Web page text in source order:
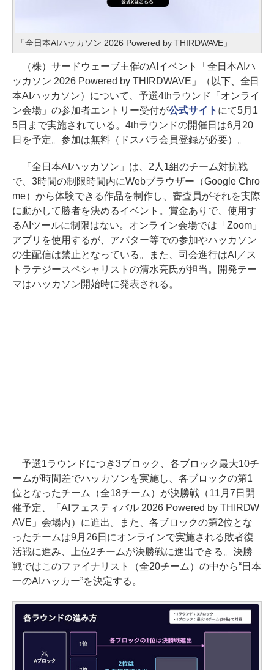
「全日本AIハッカソン 2026 Powered by THIRDWAVE」
（株）サードウェーブ主催のAIイベント「全日本AIハ
ッカソン 2026 Powered by THIRDWAVE」（以下、全日
本AIハッカソン）について、予選4thラウンド「オンライ
ン会場」の参加者エントリー受付が公式サイト にて5月1
5日まで実施されている。4thラウンドの開催日は6月20
日を予定。参加は無料（ドスパラ会員登録が必要）。
「全日本AIハッカソン」は、2人1組のチーム対抗戦
で、3時間の制限時間内にWebブラウザー（Google Chro
me）から体験できる作品を制作し、審査員がそれを実際
に動かして勝者を決めるイベント。賞金ありで、使用す
るAIツールに制限はない。オンライン会場では「Zoom」
アプリを使用するが、アバター等での参加やハッカソン
の生配信は禁止となっている。また、司会進行はAI／ス
トラテジースペシャリストの清水亮氏が担当。開発テー
マはハッカソン開始時に発表される。
予選1ラウンドにつき3ブロック、各ブロック最大10チ
ームが時間差でハッカソンを実施し、各ブロックの第1
位となったチーム（全18チーム）が決勝戦（11月7日開
催予定、「AIフェスティバル 2026 Powered by THIRDW
AVE」会場内）に進出。また、各ブロックの第2位とな
ったチームは9月26日にオンラインで実施される敗者復
活戦に進み、上位2チームが決勝戦に進出できる。決勝
戦ではこのファイナリスト（全20チーム）の中から“日本
一のAIハッカー”を決定する。